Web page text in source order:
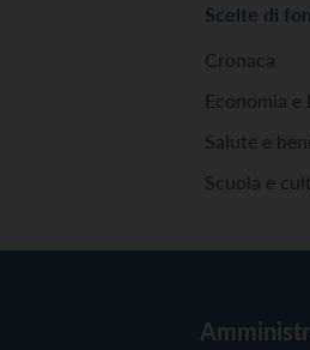
Scelte di
Cronaca
Economia e
Salute e
Scuola e